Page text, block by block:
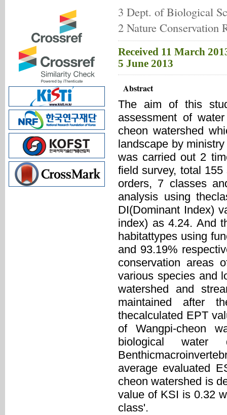
3 Dept. of Biological
2 Nature Conservation
Received 11 March
5 June 2013
Abstract
The aim of this
assessment of
cheon watershed
landscape by
was carried out 2
field survey, total
orders, 7 classes
analysis using
DI(Dominant Index)
index) as 4.24. And
habitattypes using
and 93.19%
conservation areas
various species and
watershed and
maintained after
thecalculated EPT
of Wangpi-cheon
biological
average evaluated
cheon watershed is
value of KSI is 0.32
class'.